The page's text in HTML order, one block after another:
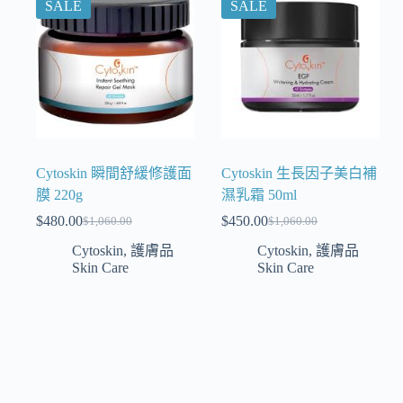
SALE
Cytoskin 瞬間舒緩修護面
膜 220g
$1,060.00
$480.00
Cytoskin, 護膚品
Skin Care
SALE
Cytoskin 生長因子美白補
濕乳霜 50ml
$1,060.00
$450.00
Cytoskin,護膚品
Skin Care